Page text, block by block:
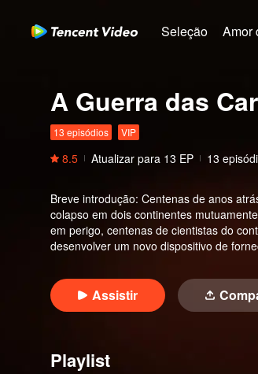
Seleção Amor
A Guerra das
13 episódios VIP
8.5 Atualizar para 13 EP 13
Breve introdução: Centenas de anos
colapso em dois continentes
em perigo, centenas de cientistas do
desenvolver um novo dispositivo de
Assistir
Playlist